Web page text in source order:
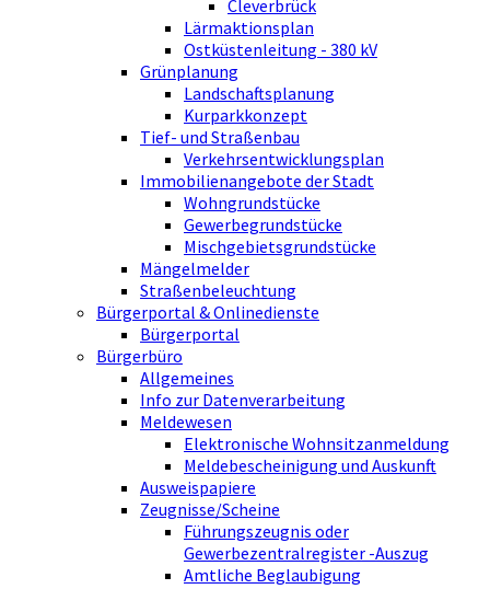
Cleverbrück
Lärmaktionsplan
Ostküstenleitung - 380 kV
Grünplanung
Landschaftsplanung
Kurparkkonzept
Tief- und Straßenbau
Verkehrsentwicklungsplan
Immobilienangebote der Stadt
Wohngrundstücke
Gewerbegrundstücke
Mischgebietsgrundstücke
Mängelmelder
Straßenbeleuchtung
Bürgerportal & Onlinedienste
Bürgerportal
Bürgerbüro
Allgemeines
Info zur Datenverarbeitung
Meldewesen
Elektronische Wohnsitzanmeldung
Meldebescheinigung und Auskunft
Ausweispapiere
Zeugnisse/Scheine
Führungszeugnis oder
Gewerbezentralregister -Auszug
Amtliche Beglaubigung